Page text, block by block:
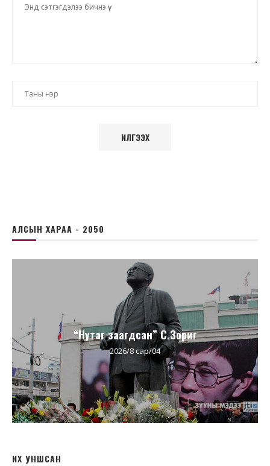
АЛСЫН ХАРАА - 2050
“Нутаг заагдсан” С.Зориг
2026/8 сар/04
ИХ УНШСАН